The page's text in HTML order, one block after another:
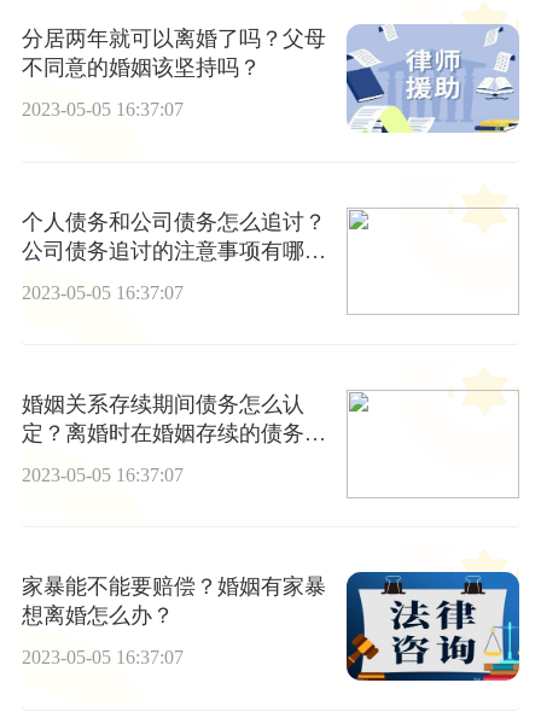
分居两年就可以离婚了吗？父母
不同意的婚姻该坚持吗？
2023-05-05 16:37:07
个人债务和公司债务怎么追讨？
公司债务追讨的注意事项有哪
2023-05-05 16:37:07
婚姻关系存续期间债务怎么认
定？离婚时在婚姻存续的债务是
2023-05-05 16:37:07
家暴能不能要赔偿？婚姻有家暴
想离婚怎么办？
2023-05-05 16:37:07